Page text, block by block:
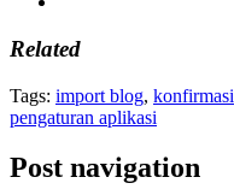
Related
Tags: import blog, konfirmasi
pengaturan aplikasi
Post navigation